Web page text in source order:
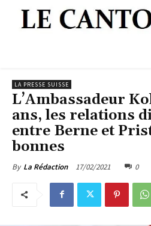
LA PRESSE SUISSE
L’Ambassadeur
ans, les relations
entre Berne et
bonnes
By La Rédaction 17/02/2021 0